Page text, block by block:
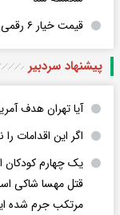
قیمت خیار ۶ رقمی شد؛ سالاد هم از سفره مردم پر می‌کشد؟
پیشنهاد سردبیر
آیا تهران هدف
اگر این اقدامات
یک چهارم کودکان
قتل مهسا شاکی
مرتکب جرم شده